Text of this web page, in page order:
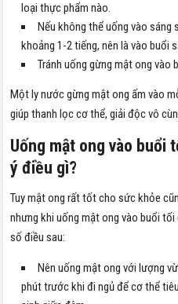
loại thực phẩm nào.
Nếu không thể uống vào sáng
khoảng 1-2 tiếng, nên là vào buổi
Tránh uống gừng mật ong vào
Một ly nước gừng mật ong ấm vào
giúp thanh lọc cơ thể, giải độc vô
Uống mật ong vào buổi
ý điều gì?
Tuy mật ong rất tốt cho sức khỏe
nhưng khi uống mật ong vào buổi
số điều sau:
Nên uống mật ong với lượng
phút trước khi đi ngủ để cơ thể